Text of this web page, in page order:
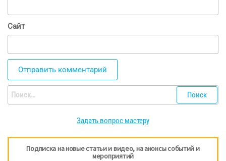
Сайт
Найти:
Задать вопрос мастеру
Подписка на новые статьи и видео, на анонсы событий и
мероприятий